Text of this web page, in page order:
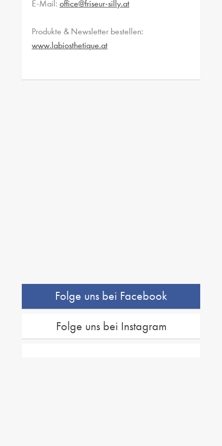
E-Mail: office@friseur-silly.at
Produkte & Newsletter bestellen:
www.labiosthetique.at
Folge uns bei Facebook
Folge uns bei Instagram